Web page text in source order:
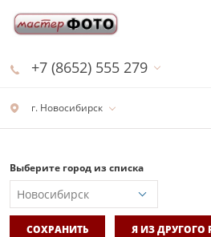
г. Новосибирск
+7 (8652) 555 279
Выберите город из списка
СОХРАНИТЬ Я ИЗ ДРУГОГО